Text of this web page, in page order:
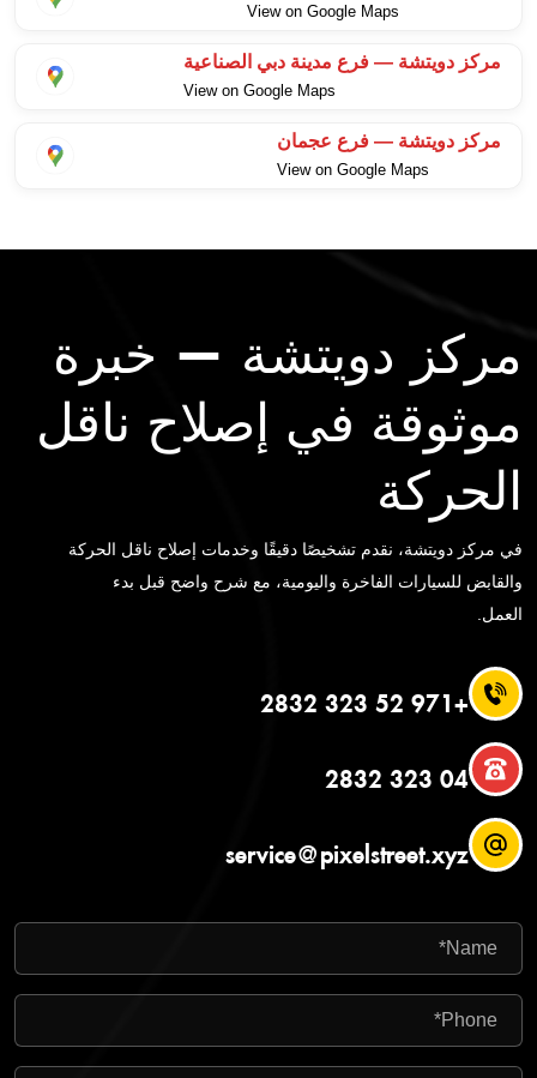
View on Google Maps
مركز دويتشة — فرع مدينة دبي الصناعية
View on Google Maps
مركز دويتشة — فرع عجمان
View on Google Maps
مركز دويتشة — خبرة
موثوقة في إصلاح ناقل
الحركة
في مركز دويتشة، نقدم تشخيصًا دقيقًا وخدمات إصلاح ناقل الحركة
والقابض للسيارات الفاخرة واليومية، مع شرح واضح قبل بدء
العمل.
+971 52 323 2832
04 323 2832
service@pixelstreet.xyz